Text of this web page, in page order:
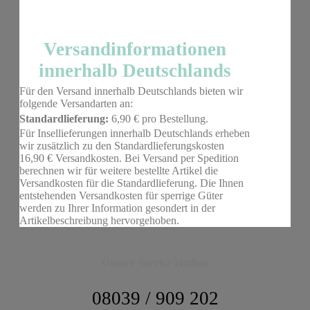
Versandinformationen
innerhalb Deutschlands
Für den Versand innerhalb Deutschlands bieten wir
folgende Versandarten an:
Standardlieferung: 6,90 € pro Bestellung.
Für Insellieferungen innerhalb Deutschlands erheben
wir zusätzlich zu den Standardlieferungskosten
16,90 € Versandkosten. Bei Versand per Spedition
berechnen wir für weitere bestellte Artikel die
Versandkosten für die Standardlieferung. Die Ihnen
entstehenden Versandkosten für sperrige Güter
werden zu Ihrer Information gesondert in der
Artikelbeschreibung hervorgehoben.
08039 / 909 202